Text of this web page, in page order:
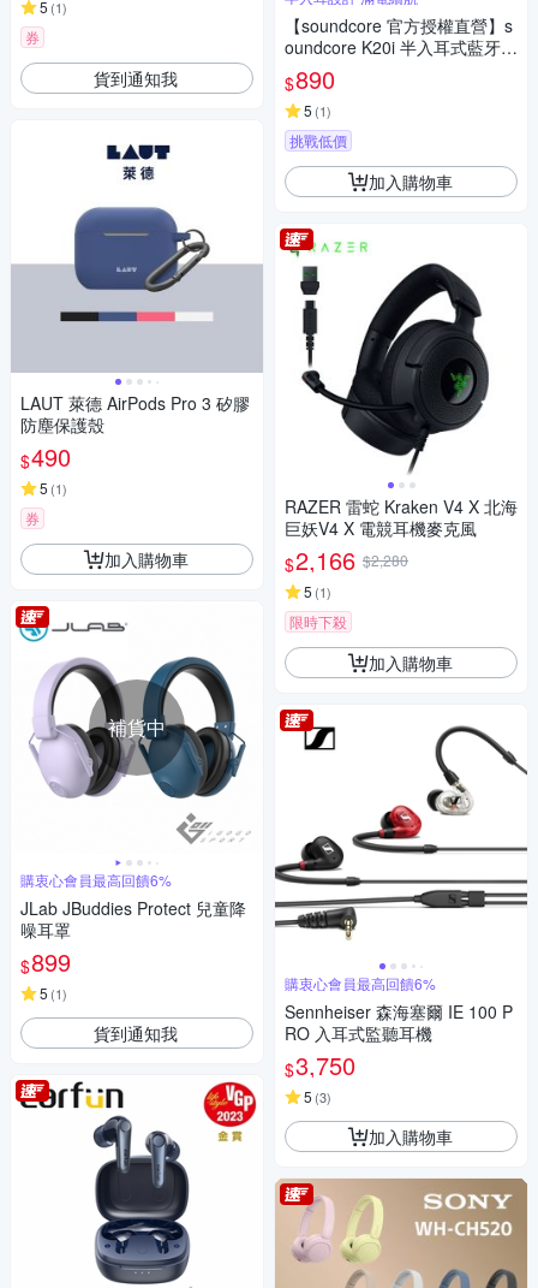
5 (1)
券
貨到通知我
LAUT 萊德 AirPods Pro 3 矽膠
防塵保護殼
$490
5 (1)
券
加入購物車
補貨中
購衷心會員最高回饋6%
JLab JBuddies Protect 兒童降
噪耳罩
$899
5 (1)
貨到通知我
【soundcore 官方授權直營】s
oundcore K20i 半入耳式藍牙耳
機
$890
5 (1)
挑戰低價
加入購物車
RAZER 雷蛇 Kraken V4 X 北海
巨妖V4 X 電競耳機麥克風
$2,166 $2,280
5 (1)
限時下殺
加入購物車
購衷心會員最高回饋6%
Sennheiser 森海塞爾 IE 100 P
RO 入耳式監聽耳機
$3,750
5 (3)
加入購物車